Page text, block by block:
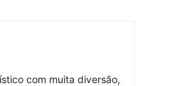
com muita diversão,